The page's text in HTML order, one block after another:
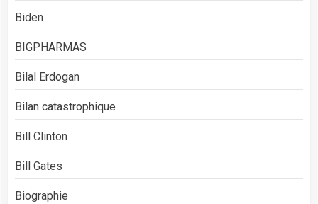
Biden
BIGPHARMAS
Bilal Erdogan
Bilan catastrophique
Bill Clinton
Bill Gates
Biographie